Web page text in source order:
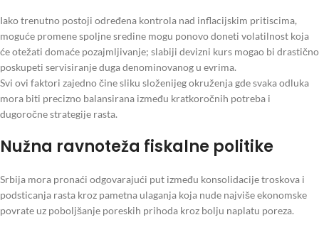
Iako trenutno postoji određena kontrola nad inflacijskim pritiscima,
moguće promene spoljne sredine mogu ponovo doneti volatilnost koja
će otežati domaće pozajmljivanje; slabiji devizni kurs mogao bi drastično
poskupeti servisiranje duga denominovanog u evrima.
Svi ovi faktori zajedno čine sliku složenijeg okruženja gde svaka odluka
mora biti precizno balansirana između kratkoročnih potreba i
dugoročne strategije rasta.
Nužna ravnoteža fiskalne politike
Srbija mora pronaći odgovarajući put između konsolidacije troskova i
podsticanja rasta kroz pametna ulaganja koja nude najviše ekonomske
povrate uz poboljšanje poreskih prihoda kroz bolju naplatu poreza.